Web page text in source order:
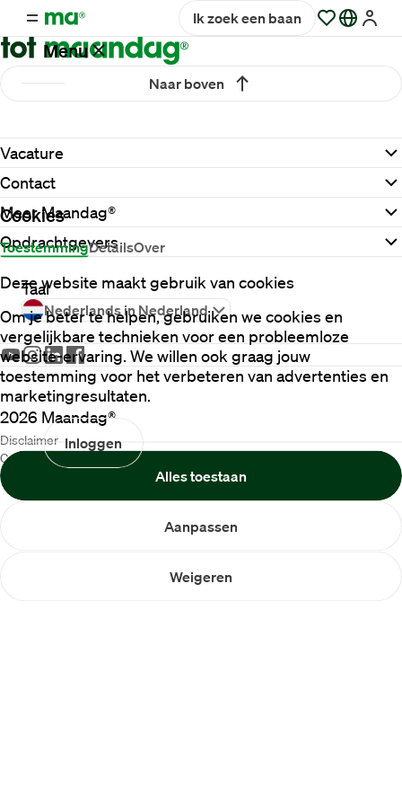
Menu
Werken
bij
Maandag®
Opdrachtgevers
Hulp
en
service
Inloggen
Ik zoek een baan
Cookies
ToestemmingDetailsOver
Deze website maakt gebruik van cookies
Om je beter te helpen, gebruiken we cookies en
vergelijkbare technieken voor een probleemloze
website-ervaring. We willen ook graag jouw
toestemming voor het verbeteren van advertenties en
marketingresultaten.
Weigeren
Aanpassen
Alles toestaan
Naar boven
Vacature
Contact
Meer Maandag®
Opdrachtgevers
Taal
Nederlands in Nederland
2026 Maandag®
Disclaimer
Cookiebeleid
Privacybeleid